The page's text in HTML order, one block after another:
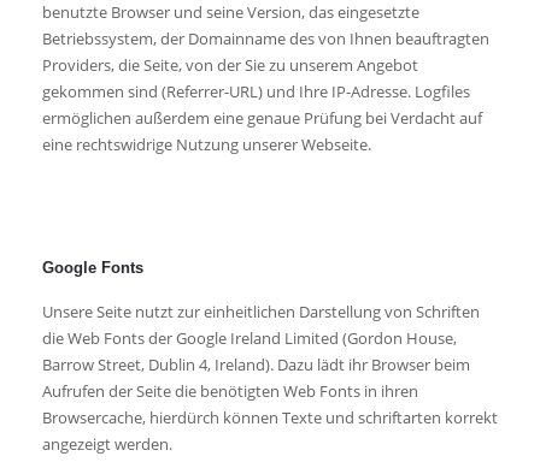
benutzte Browser und seine Version, das eingesetzte
Betriebssystem, der Domainname des von Ihnen beauftragten
Providers, die Seite, von der Sie zu unserem Angebot
gekommen sind (Referrer-URL) und Ihre IP-Adresse. Logfiles
ermöglichen außerdem eine genaue Prüfung bei Verdacht auf
eine rechtswidrige Nutzung unserer Webseite.
Google Fonts
Unsere Seite nutzt zur einheitlichen Darstellung von Schriften
die Web Fonts der Google Ireland Limited (Gordon House,
Barrow Street, Dublin 4, Ireland). Dazu lädt ihr Browser beim
Aufrufen der Seite die benötigten Web Fonts in ihren
Browsercache, hierdürch können Texte und schriftarten korrekt
angezeigt werden.